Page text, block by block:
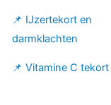
📌 IJzertekort en
darmklachten
📌 Vitamine C tekort